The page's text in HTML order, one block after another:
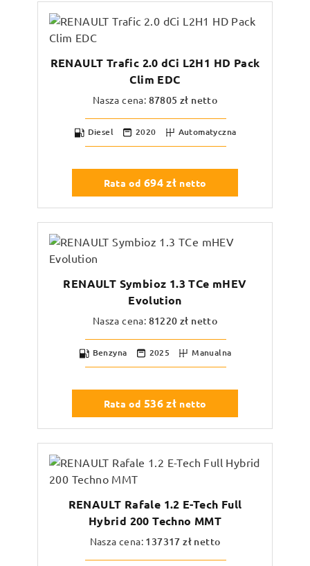
RENAULT Trafic 2.0 dCi L2H1 HD Pack
Clim EDC
Nasza cena: 87805 zł netto
Diesel 2020 Automatyczna
Rata od 694zł netto
RENAULT Symbioz 1.3 TCe mHEV
Evolution
Nasza cena: 81220 zł netto
Benzyna 2025 Manualna
Rata od 536zł netto
RENAULT Rafale 1.2 E-Tech Full
Hybrid 200 Techno MMT
Nasza cena: 137317 zł netto